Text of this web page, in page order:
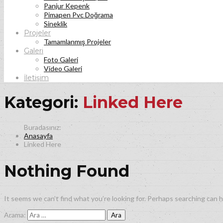
Panjur Kepenk
Pimapen Pvc Doğrama
Sineklik
Projeler
Tamamlanmış Projeler
Galeri
Foto Galeri
Video Galeri
İletişim
Kategori: Linked Here
Anasayfa
Linked Here
Nothing Found
It seems we can’t find what you’re looking for. Perhaps searching can
Arama: